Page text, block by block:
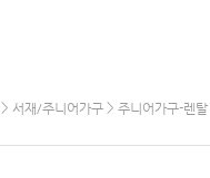
> 서재/주니어가구 > 주니어가구-렌탈